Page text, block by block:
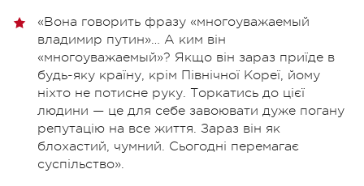
«Вона говорить фразу «многоуважаемый
владимир путин»… А ким він
«многоуважаемый»? Якщо він зараз приїде в
будь-яку країну, крім Північної Кореї, йому
ніхто не потисне руку. Торкатись до цієї
людини — це для себе завоювати дуже погану
репутацію на все життя. Зараз він як
блохастий, чумний. Сьогодні перемагає
суспільство».